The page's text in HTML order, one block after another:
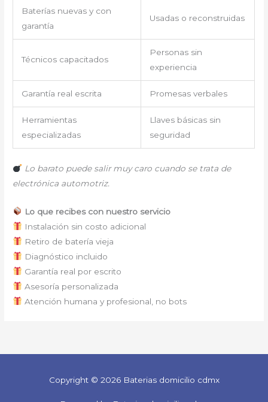
Baterías nuevas y con
garantía
Usadas o reconstruidas
Técnicos capacitados
Personas sin
experiencia
Garantía real escrita Promesas verbales
Herramientas
especializadas
Llaves básicas sin
seguridad
Lo barato puede salir muy caro cuando se trata de
electrónica automotriz.
Lo que recibes con nuestro servicio
Instalación sin costo adicional
Retiro de batería vieja
Diagnóstico incluido
Garantía real por escrito
Asesoría personalizada
Atención humana y profesional, no bots
Copyright © 2026 Baterias domicilio cdmx